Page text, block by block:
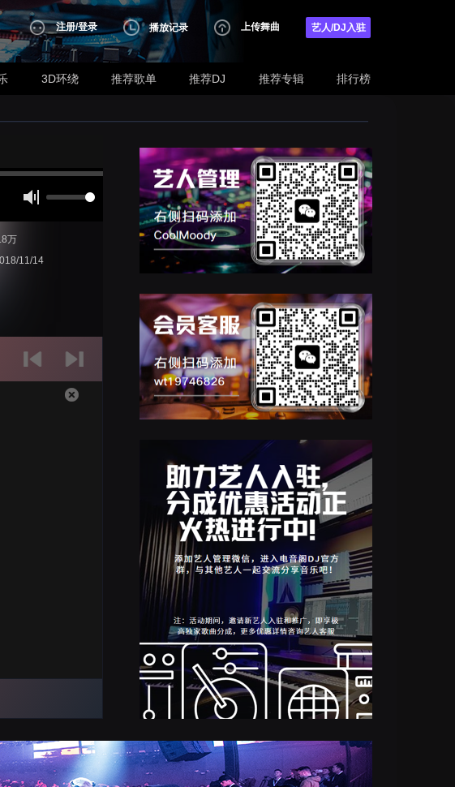
注册/登录 播放记录 上传舞曲 艺人/DJ入驻
3D环绕 推荐歌单 推荐DJ 推荐专辑 排行榜
万
11/14